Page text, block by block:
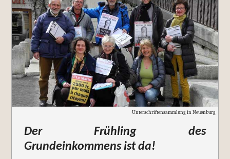
Unterschriftensammlung in Neuenburg
Der Frühling des
Grundeinkommens ist da!